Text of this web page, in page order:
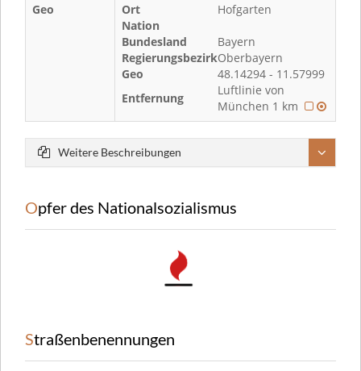
Geo
Ort
Hofgarten
Nation
Bundesland
Bayern
RegierungsbezirkOberbayern
Geo
48.14294 - 11.57999
Entfernung
Luftlinie von
München 1 km
Weitere Beschreibungen
Opfer des Nationalsozialismus
Straßenbenennungen